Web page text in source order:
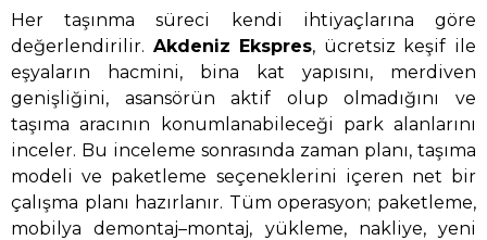
Her taşınma süreci kendi ihtiyaçlarına göre
değerlendirilir. Akdeniz Ekspres, ücretsiz keşif ile
eşyaların hacmini, bina kat yapısını, merdiven
genişliğini, asansörün aktif olup olmadığını ve
taşıma aracının konumlanabileceği park alanlarını
inceler. Bu inceleme sonrasında zaman planı, taşıma
modeli ve paketleme seçeneklerini içeren net bir
çalışma planı hazırlanır. Tüm operasyon; paketleme,
mobilya demontaj–montaj, yükleme, nakliye, yeni